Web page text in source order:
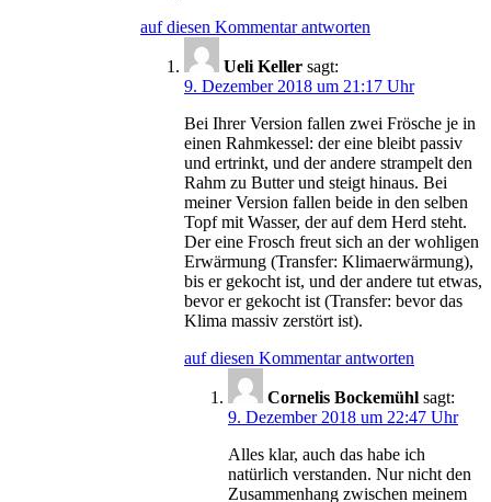
auf diesen Kommentar antworten
Ueli Keller sagt:
9. Dezember 2018 um 21:17 Uhr
Bei Ihrer Version fallen zwei Frösche je in
einen Rahmkessel: der eine bleibt passiv
und ertrinkt, und der andere strampelt den
Rahm zu Butter und steigt hinaus. Bei
meiner Version fallen beide in den selben
Topf mit Wasser, der auf dem Herd steht.
Der eine Frosch freut sich an der wohligen
Erwärmung (Transfer: Klimaerwärmung),
bis er gekocht ist, und der andere tut etwas,
bevor er gekocht ist (Transfer: bevor das
Klima massiv zerstört ist).
auf diesen Kommentar antworten
Cornelis Bockemühl sagt:
9. Dezember 2018 um 22:47 Uhr
Alles klar, auch das habe ich
natürlich verstanden. Nur nicht den
Zusammenhang zwischen meinem